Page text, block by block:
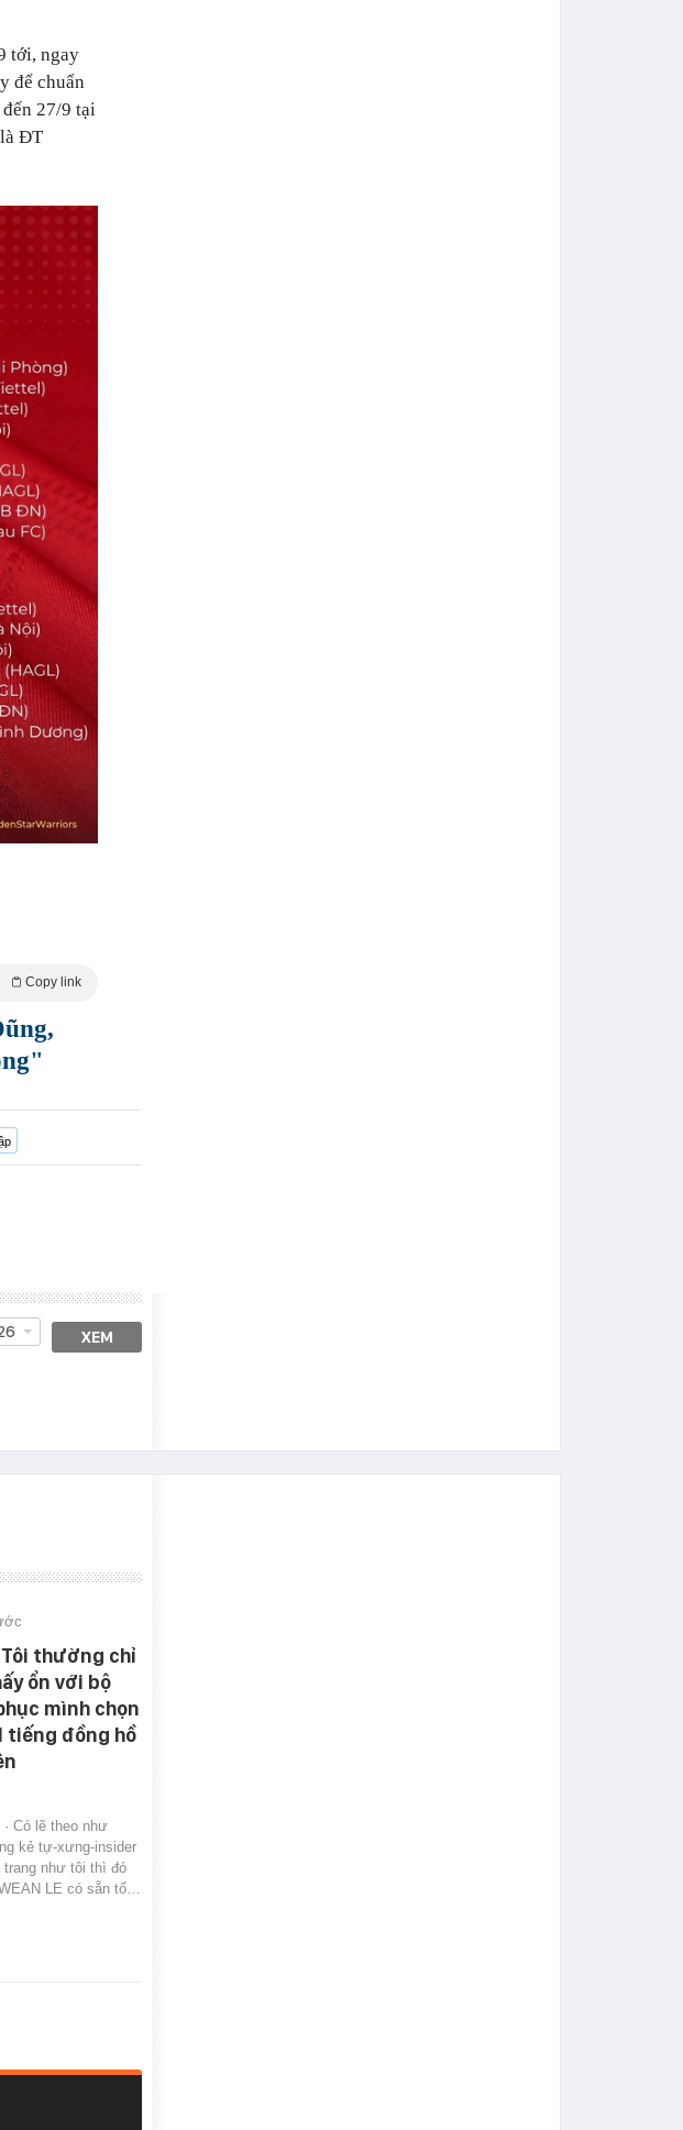
tới, ngay
để chuẩn
27/9 tại
ĐT
Copy link
XEM
Tôi thường chỉ
ổn với bộ
mình chọn
tiếng đồng hồ
· Có lẽ theo như
kẻ tự-xưng-insider
trang như tôi thì đó
LE có sẵn tố…